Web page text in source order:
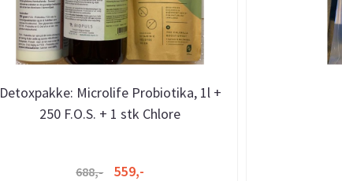
Detoxpakke: Microlife Probiotika, 1l +
250 F.O.S. + 1 stk Chlore
688,- 559,-